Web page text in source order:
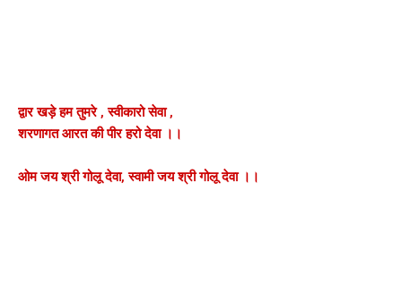
द्वार खड़े हम तुमरे , स्वीकारो सेवा ,
शरणागत आरत की पीर हरो देवा ।।
ओम जय श्री गोलू देवा, स्वामी जय श्री गोलू देवा ।।